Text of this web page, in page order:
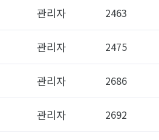
관리자 2463
관리자 2475
관리자 2686
관리자 2692